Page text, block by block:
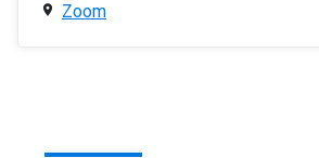
Zoom